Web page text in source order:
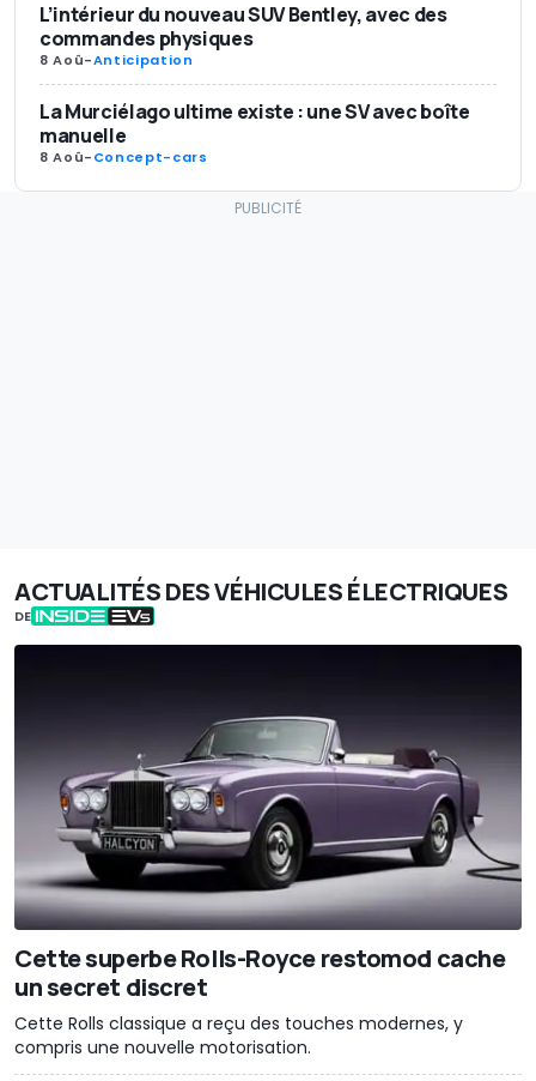
L’intérieur du nouveau SUV Bentley, avec des
commandes physiques
8 Aoû-Anticipation
La Murciélago ultime existe : une SV avec boîte
manuelle
8 Aoû-Concept-cars
ACTUALITÉS DES VÉHICULES ÉLECTRIQUES
DE
Cette superbe Rolls-Royce restomod cache
un secret discret
Cette Rolls classique a reçu des touches modernes, y
compris une nouvelle motorisation.